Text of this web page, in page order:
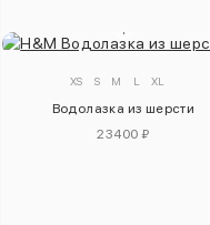
XS S M L XL
Водолазка из шерсти
23400 ₽